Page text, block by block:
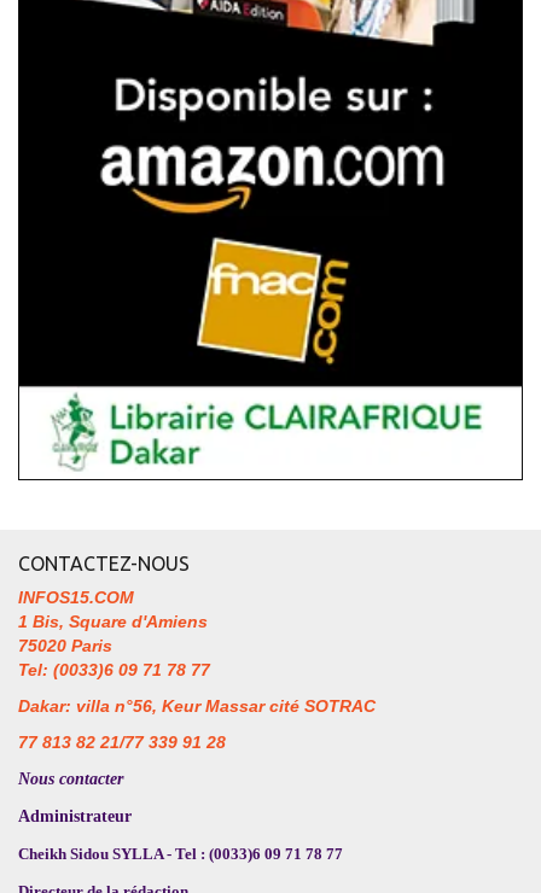
CONTACTEZ-NOUS
INFOS15.COM
1 Bis, Square d'Amiens
75020 Paris
Tel: (0033)6 09 71 78 77
Dakar: villa n°56, Keur Massar cité SOTRAC
77 813 82 21/77 339 91 28
Nous contacter
Administrateur
Cheikh Sidou SYLLA - Tel : (0033)6 09 71 78 77